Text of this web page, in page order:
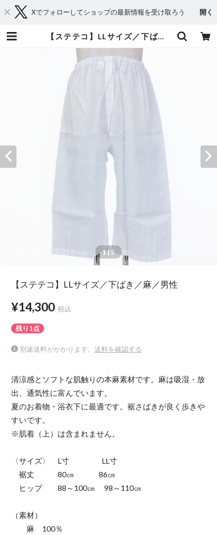
Xでフォローしてショップの最新情報を受け取ろう 開く
【ステテコ】LLサイズ／下ばき／麻／男性 | 黒田呉服店 ー和の源流を求めてー ｜着物｜浴衣｜帯｜和雑貨｜
1| 5
【ステテコ】LLサイズ／下ばき／麻／男性
¥14,300 税込
残り1点
別途送料がかかります。 送料を確認する
清涼感とソフトな肌触りの本麻素材です。麻は吸湿・放
出、通気性に富んでいます。
夏のお着物・浴衣下に最適です。裾さばきが良く歩きや
すいです。
※肌着（上）は含まれません。
〈サイズ〉 L寸 LL寸
裾丈 80㎝ 86㎝
ヒップ 88～100㎝ 98～110㎝
（素材）
麻 100％